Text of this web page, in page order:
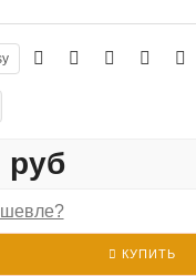
руб
КУПИТЬ